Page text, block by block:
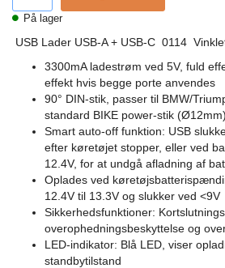
På lager
USB Lader USB-A + USB-C 0114 V
3300mA ladestrøm ved 5V, fuld
effekt hvis begge porte anvendes
90° DIN-stik, passer til BMW/
standard BIKE power-stik (Ø12mm)
Smart auto-off funktion: USB
efter køretøjet stopper, eller ved
12.4V, for at undgå afladning af
Oplades ved
12.4V til 13.3V og slukker ved <9V
Sikkerhedsfunktioner:
overophedningsbeskyttelse og
LED-indikator: Blå LED, viser
standbytilstand